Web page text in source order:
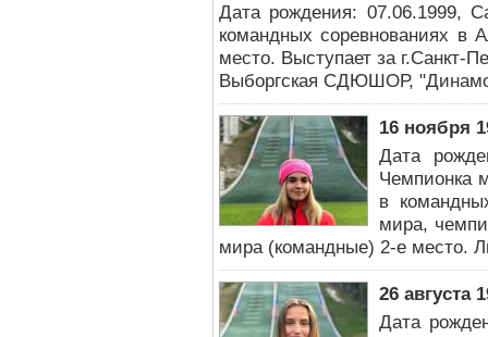
Дата рождения: 07.06.1999,
командных соревнованиях в
место. Выступает за г.Санкт-
Выборгская СДЮШОР,
16 ноября
Дата
Чемпионка
в
мира,
мира (командные) 2-е место.
26 августа
Дата